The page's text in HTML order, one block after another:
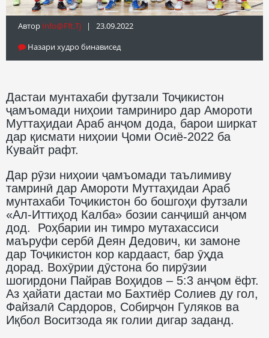
Автор Info@fft.tj | 23.09.2022
Назари худро бинависед
Дастаи мунтахаби футзали Тоҷикистон
ҷамъомади ниҳоии тамриниро дар Амороти
Муттаҳидаи Араб анҷом дода, барои ширкат
дар қисмати ниҳоии Ҷоми Осиё-2022 ба
Кувайт рафт.
Дар рӯзи ниҳоии ҷамъомади таълимиву
тамринӣ дар Амороти Муттаҳидаи Араб
мунтахаби Тоҷикистон бо бошгоҳи футзали
«Ал-Иттиҳод Калба» бозии санҷишӣ анҷом
дод. Роҳбарии ин тимро мутахассиси
маъруфи сербӣ Деян Дедович, ки замоне
дар Тоҷикистон кор кардааст, бар ӯҳда
дорад. Вохӯрии дӯстона бо пирӯзии
шогирдони Пайрав Воҳидов – 5:3 анҷом ёфт.
Аз ҳайати дастаи мо Бахтиёр Солиев ду гол,
Файзалӣ Сардоров, Собирҷон Гуляков ва
Иқбол Воситзода як голии дигар заданд.